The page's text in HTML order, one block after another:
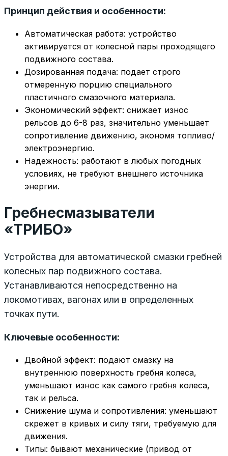
Принцип действия и особенности:
Автоматическая работа: устройство
активируется от колесной пары проходящего
подвижного состава.
Дозированная подача: подает строго
отмеренную порцию специального
пластичного смазочного материала.
Экономический эффект: снижает износ
рельсов до 6-8 раз, значительно уменьшает
сопротивление движению, экономя топливо/
электро­энергию.
Надежность: работают в любых погодных
условиях, не требуют внешнего источника
энергии.
Гребнесмазыватели
«ТРИБО»
Устройства для автоматической смазки гребней
колесных пар подвижного состава.
Устанавливаются непосредственно на
локомотивах, вагонах или в определенных
точках пути.
Ключевые особенности:
Двойной эффект: подают смазку на
внутреннюю поверхность гребня колеса,
уменьшают износ как самого гребня колеса,
так и рельса.
Снижение шума и сопротивления: уменьшают
скрежет в кривых и силу тяги, требуемую для
движения.
Типы: бывают механические (привод от